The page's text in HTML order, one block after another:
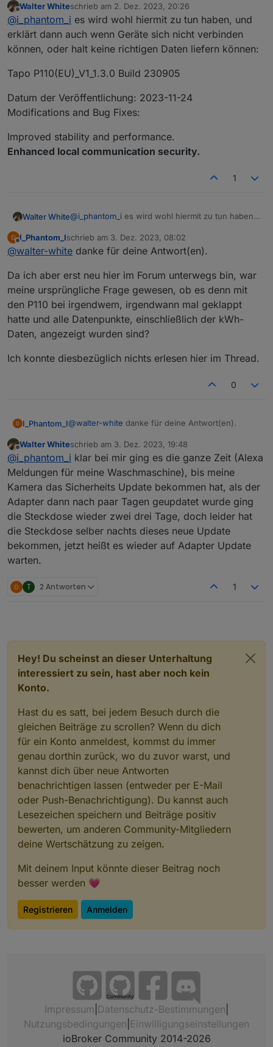
Meine beiden P110 werden doch erkannt und
aufgelistet mit "vielen" Datenpunkten, den
gleichen wie die P100, allerdings halt "nur" nicht
die Leistungsdaten, die fehlen.
Offline
Walter Whiteschrieb am 2. Dez. 2023, 20:26
zuletzt editiert von
@i_phantom_i es wird wohl hiermit zu tun haben, und
erklärt dann auch wenn Geräte sich nicht verbinden
können, oder halt keine richtigen Daten liefern können:
Tapo P110(EU)_V1_1.3.0 Build 230905
Datum der Veröffentlichung: 2023-11-24
Modifications and Bug Fixes:
Improved stability and performance.
Enhanced local communication security.
1
Walter White@i_phantom_i es wird wohl hiermit zu tun haben,
verbinden können, oder halt keine richtigen
Daten liefern können:
Tapo P110(EU)_V1_1.3.0 Build 230905
Modifications and Bug Fixes:
Improved stability and performance.
Enhanced local communication security.
Offline
I_Phantom_Ischrieb am 3. Dez. 2023, 08:02
zuletzt editiert von
@walter-white danke für deine Antwort(en).
Da ich aber erst neu hier im Forum unterwegs bin, war
meine ursprüngliche Frage gewesen, ob es denn mit
den P110 bei irgendwem, irgendwann mal geklappt
hatte und alle Datenpunkte, einschließlich der kWh-
Daten, angezeigt wurden sind?
Ich konnte diesbezüglich nichts erlesen hier im Thread.
0
I_Phantom_I@walter-white danke für deine Antwort(en).
Da ich aber erst neu hier im Forum unterwegs bin,
war meine ursprüngliche Frage gewesen, ob es
denn mit den P110 bei irgendwem, irgendwann
mal geklappt hatte und alle Datenpunkte,
einschließlich der kWh-Daten, angezeigt wurden
sind?
Ich konnte diesbezüglich nichts erlesen hier im
Thread.
Offline
Walter Whiteschrieb am 3. Dez. 2023, 19:48
zuletzt editiert von
@i_phantom_i klar bei mir ging es die ganze Zeit (Alexa
Meldungen für meine Waschmaschine), bis meine
Kamera das Sicherheits Update bekommen hat, als der
Adapter dann nach paar Tagen geupdatet wurde ging
die Steckdose wieder zwei drei Tage, doch leider hat
die Steckdose selber nachts dieses neue Update
bekommen, jetzt heißt es wieder auf Adapter Update
warten.
T 2 Antworten 1
Hey! Du scheinst an dieser Unterhaltung
interessiert zu sein, hast aber noch kein
Konto.
Hast du es satt, bei jedem Besuch durch die
gleichen Beiträge zu scrollen? Wenn du dich
für ein Konto anmeldest, kommst du immer
genau dorthin zurück, wo du zuvor warst, und
kannst dich über neue Antworten
benachrichtigen lassen (entweder per E-Mail
oder Push-Benachrichtigung). Du kannst auch
Lesezeichen speichern und Beiträge positiv
bewerten, um anderen Community-Mitgliedern
deine Wertschätzung zu zeigen.
Mit deinem Input könnte dieser Beitrag noch
besser werden 💗
Registrieren Anmelden
Community
Impressum Datenschutz-Bestimmungen
Nutzungsbedingungen Einwilligungseinstellungen
ioBroker Community 2014-2026